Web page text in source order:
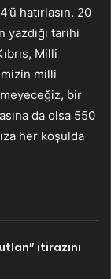
hatırlasın. 20
yazdığı tarihi
Milli
milli
bir
da olsa 550
her koşulda
itirazını